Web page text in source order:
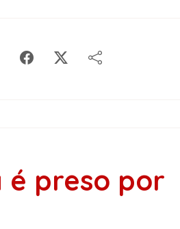
é preso por